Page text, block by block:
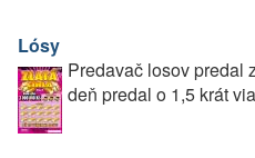
Lósy
Predavač losov predal
deň predal o 1,5 krát